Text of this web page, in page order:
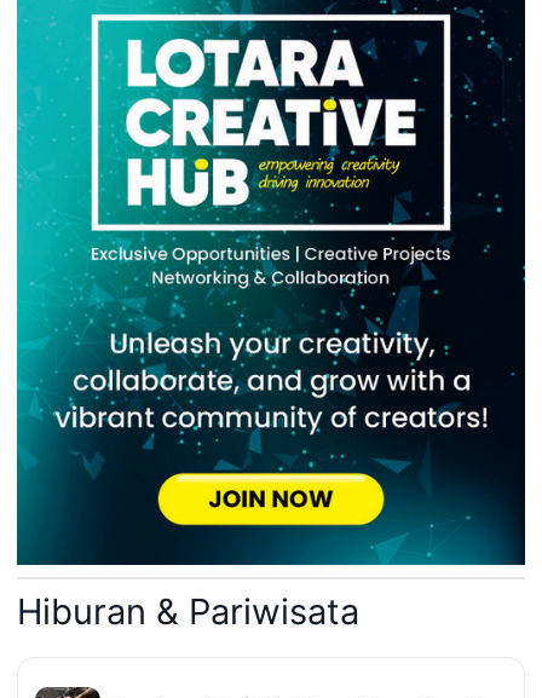
Hiburan & Pariwisata